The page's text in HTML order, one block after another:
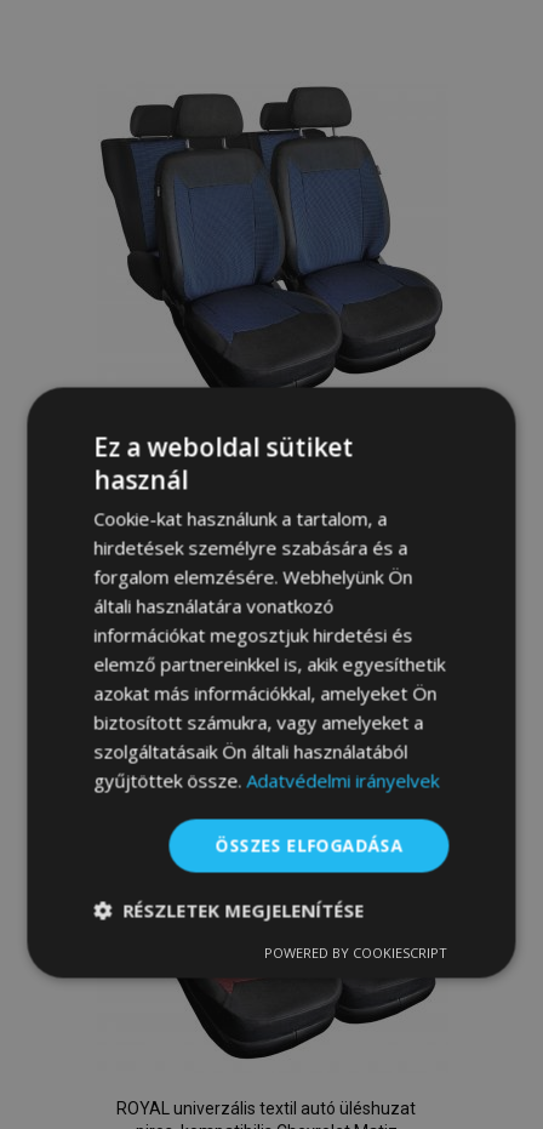
kívánságlistához
ROYAL univerzális textil autó üléshuzat
kék, kompatibilis Chevrolet Matiz
22 200,00 Ft
Kosárba
Hozzáadás
a
kívánságlistához
ROYAL univerzális textil autó üléshuzat
Ez a weboldal sütiket
használ
Cookie-kat használunk a tartalom, a
hirdetések személyre szabására és a
forgalom elemzésére. Webhelyünk Ön
általi használatára vonatkozó
információkat megosztjuk hirdetési és
elemző partnereinkkel is, akik egyesíthetik
azokat más információkkal, amelyeket Ön
biztosított számukra, vagy amelyeket a
szolgáltatásaik Ön általi használatából
gyűjtöttek össze.Adatvédelmi irányelvek
ÖSSZES ELFOGADÁSA
RÉSZLETEK MEGJELENÍTÉSE
Elengedhetetlenül
szükséges
Teljesítmény
POWERED BY COOKIESCRIPT